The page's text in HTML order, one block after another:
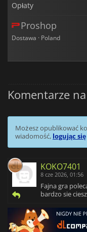
Opłaty
Proshop
Dostawa · Poland
Komentarze
Możesz opublikować
wiadomość, logując się
KOKO7401
8 cze 2026, 01:56
Fajna gra
bardzo sie